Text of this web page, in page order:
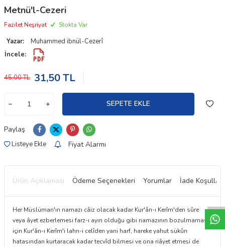
Metnü'l-Cezeri
Fazilet Neşriyat Stokta Var
Yazar:
Muhammed ibnül-Cezerî
İncele:
45,00TL 31,50TL
SEPETE EKLE
Paylaş
Listeye Ekle Fiyat Alarmı
Ürün Açıklaması Ödeme Seçenekleri Yorumlar İade Koşulları
Her Müslüman'ın namazı câiz olacak kadar Kur'ân-ı Kerîm'den sûre
veya âyet ezberlemesi farz-ı ayın olduğu gibi namazının bozulmaması
için Kur'ân-ı Kerîm'i lahn-i celîden yani harf, hareke yahut sükûn
hatasından kurtaracak kadar tecvîd bilmesi ve ona riâyet etmesi de